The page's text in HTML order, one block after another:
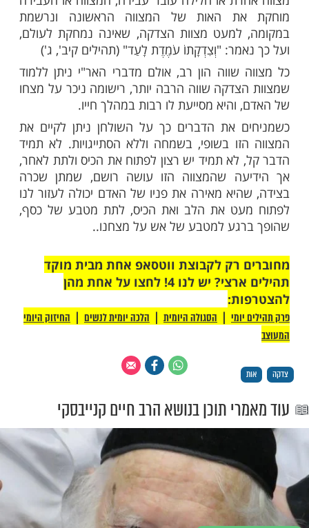
ידע זאת רבי חיים? אין זאת, אלא שרוח
מגרונו. אך כשנאמרו הדברים לפני הרב
זאת בהינף יד ואמר: "הירושלמי אומר, כי מי
בשר בחלב, מופיעה על מצחו צורת עז,
אותו בחור, הבחנתי בצורת עז על מצחו,
שהוא אוכל בשר בחלב" ('דרך עץ החיים')
של האדם עלול להשתנות כתוצאה ממעשיו.
הוא כמראה, ניתן לראות עליו אם קיים
חלילה נכשל בעבירה.
הקדוששכאשר אדם מקיים מצווה נרשמת
מצחו המרמזת על אותה המצווה, וכשעושה
או חלילה עובר עבירה, המצווה או העבירה
האות של המצווה הראשונה ונרשמת
מצוות הצדקה, שאינה נמחקת לעולם,
"וְצִדְקָתוֹ עֹמֶדֶת לָעַד" (תהילים קיב', ג')
שווה הון רב, אולם מדברי האר"י ניתן ללמוד
שווה הרבה יותר, רישומה ניכר על מצחו
מסייעת לו רבות במהלך חייו.
את הדברים כך על השולחן ניתן לקיים את
בשופי, בשמחה וללא הסתייגויות. לא תמיד
לא תמיד יש רצון לפתוח את הכיס ולתת לאחר,
שהמצווה הזו עושה רושם, שמתן שכרה
מאירה את פניו של האדם יכולה לעזור לנו
את הלב ואת הכיס, לתת מטבע של כסף,